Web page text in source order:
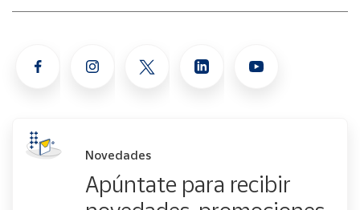
Novedades
Apúntate para recibir